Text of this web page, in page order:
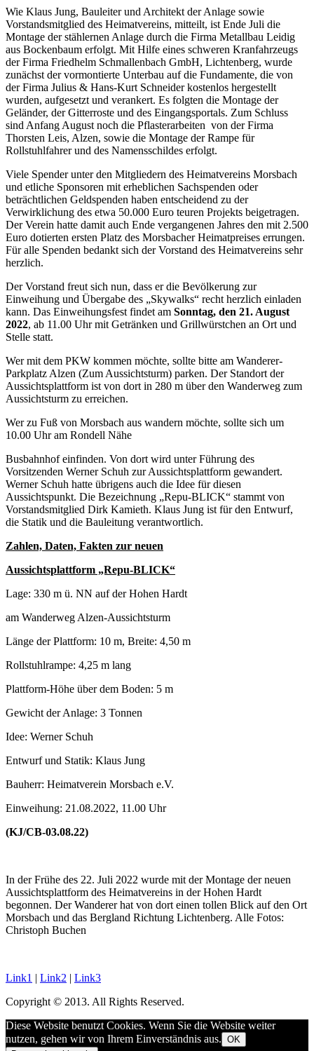
Wie Klaus Jung, Bauleiter und Architekt der Anlage sowie
Vorstandsmitglied des Heimatvereins, mitteilt, ist Ende Juli die
Montage der stählernen Anlage durch die Firma Metallbau Leidig
aus Bockenbaum erfolgt. Mit Hilfe eines schweren Kranfahrzeugs
der Firma Friedhelm Schmallenbach GmbH, Lichtenberg, wurde
zunächst der vormontierte Unterbau auf die Fundamente, die von
der Firma Julius & Hans-Kurt Schneider kostenlos hergestellt
wurden, aufgesetzt und verankert. Es folgten die Montage der
Geländer, der Gitterroste und des Eingangsportals. Zum Schluss
sind Anfang August noch die Pflasterarbeiten von der Firma
Thorsten Leis, Alzen, sowie die Montage der Rampe für
Rollstuhlfahrer und des Namensschildes erfolgt.
Viele Spender unter den Mitgliedern des Heimatvereins Morsbach
und etliche Sponsoren mit erheblichen Sachspenden oder
beträchtlichen Geldspenden haben entscheidend zu der
Verwirklichung des etwa 50.000 Euro teuren Projekts beigetragen.
Der Verein hatte damit auch Ende vergangenen Jahres den mit 2.500
Euro dotierten ersten Platz des Morsbacher Heimatpreises errungen.
Für alle Spenden bedankt sich der Vorstand des Heimatvereins sehr
herzlich.
Der Vorstand freut sich nun, dass er die Bevölkerung zur
Einweihung und Übergabe des „Skywalks“ recht herzlich einladen
kann. Das Einweihungsfest findet am Sonntag, den 21. August
2022, ab 11.00 Uhr mit Getränken und Grillwürstchen an Ort und
Stelle statt.
Wer mit dem PKW kommen möchte, sollte bitte am Wanderer-
Parkplatz Alzen (Zum Aussichtsturm) parken. Der Standort der
Aussichtsplattform ist von dort in 280 m über den Wanderweg zum
Aussichtsturm zu erreichen.
Wer zu Fuß von Morsbach aus wandern möchte, sollte sich um
10.00 Uhr am Rondell Nähe
Busbahnhof einfinden. Von dort wird unter Führung des
Vorsitzenden Werner Schuh zur Aussichtsplattform gewandert.
Werner Schuh hatte übrigens auch die Idee für diesen
Aussichtspunkt. Die Bezeichnung „Repu-BLICK“ stammt von
Vorstandsmitglied Dirk Kamieth. Klaus Jung ist für den Entwurf,
die Statik und die Bauleitung verantwortlich.
Zahlen, Daten, Fakten zur neuen
Aussichtsplattform „Repu-BLICK“
Lage: 330 m ü. NN auf der Hohen Hardt
am Wanderweg Alzen-Aussichtsturm
Länge der Plattform: 10 m, Breite: 4,50 m
Rollstuhlrampe: 4,25 m lang
Plattform-Höhe über dem Boden: 5 m
Gewicht der Anlage: 3 Tonnen
Idee: Werner Schuh
Entwurf und Statik: Klaus Jung
Bauherr: Heimatverein Morsbach e.V.
Einweihung: 21.08.2022, 11.00 Uhr
(KJ/CB-03.08.22)
In der Frühe des 22. Juli 2022 wurde mit der Montage der neuen
Aussichtsplattform des Heimatvereins in der Hohen Hardt
begonnen. Der Wanderer hat von dort einen tollen Blick auf den Ort
Morsbach und das Bergland Richtung Lichtenberg. Alle Fotos:
Christoph Buchen
Link1 | Link2 | Link3
Copyright © 2013. All Rights Reserved.
Diese Website benutzt Cookies. Wenn Sie die Website weiter
nutzen, gehen wir von Ihrem Einverständnis aus. OK